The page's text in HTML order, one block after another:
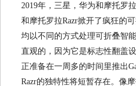
2019年，三星，华为和摩托罗
和摩托罗拉Razr掀开了疯狂的
均以不同的方式处理可折叠智
直观的，因为它是标志性翻盖
正准备在一周多的时间里推出
Razr的独特性将短暂存在。像